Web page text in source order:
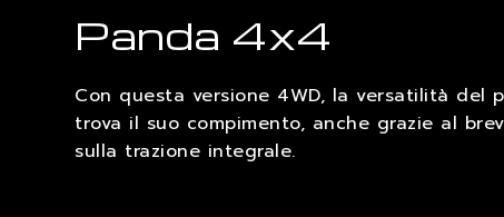
Panda 4x4
Con questa versione 4WD, la versatilità del
trova il suo compimento, anche grazie al
sulla trazione integrale.